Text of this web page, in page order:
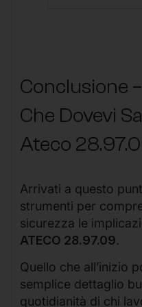
Conclusione
Che Dovevi
Ateco
Arrivati a questo
strumenti per
sicurezza le
ATECO 28.97.09.
Quello che all’inizio
semplice dettaglio
quotidianità di chi